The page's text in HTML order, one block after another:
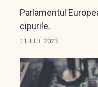
Parlamentul
cipurile.
11 IULIE 2023